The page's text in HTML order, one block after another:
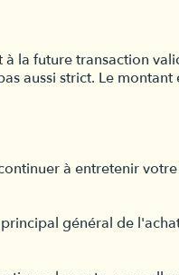
la future transaction
aussi strict. Le
à entretenir
général de